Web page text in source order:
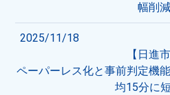
幅削減
2025/11/18
【日進市
ペーパーレス化と事前判定機
均15分に